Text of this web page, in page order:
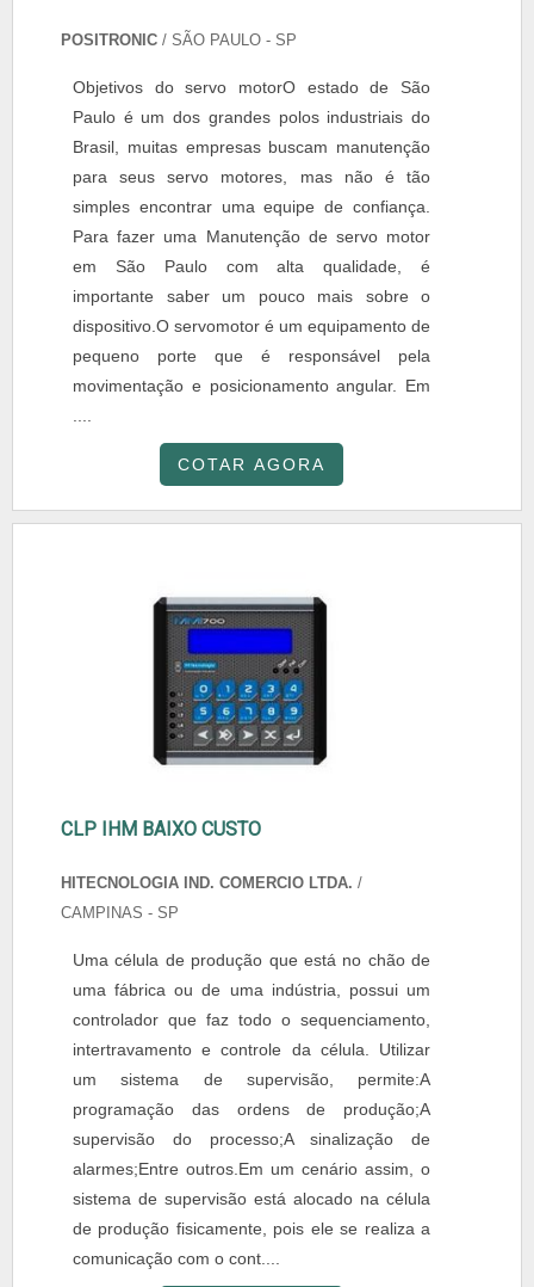
POSITRONIC / SÃO PAULO - SP
Objetivos do servo motorO estado de São
Paulo é um dos grandes polos industriais do
Brasil, muitas empresas buscam manutenção
para seus servo motores, mas não é tão
simples encontrar uma equipe de confiança.
Para fazer uma Manutenção de servo motor
em São Paulo com alta qualidade, é
importante saber um pouco mais sobre o
dispositivo.O servomotor é um equipamento de
pequeno porte que é responsável pela
movimentação e posicionamento angular. Em
COTAR AGORA
CLP IHM BAIXO CUSTO
HITECNOLOGIA IND. COMERCIO LTDA. /
CAMPINAS - SP
Uma célula de produção que está no chão de
uma fábrica ou de uma indústria, possui um
controlador que faz todo o sequenciamento,
intertravamento e controle da célula. Utilizar
um sistema de supervisão, permite:A
programação das ordens de produção;A
supervisão do processo;A sinalização de
alarmes;Entre outros.Em um cenário assim, o
sistema de supervisão está alocado na célula
de produção fisicamente, pois ele se realiza a
comunicação com o cont....